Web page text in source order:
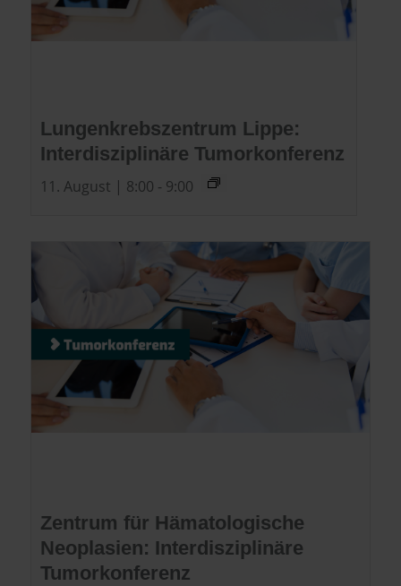
Lungenkrebszentrum Lippe:
Interdisziplinäre Tumorkonferenz
11. August | 8:00 - 9:00
Zentrum für Hämatologische
Neoplasien: Interdisziplinäre
Tumorkonferenz